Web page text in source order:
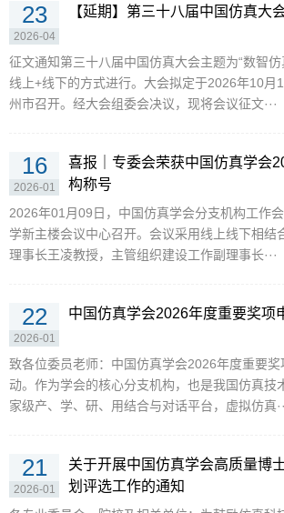
23
2026-04
【延期】第三十八届中国仿真大
征文通知第三十八届中国仿真大会主题为“数智仿
线上+线下的方式进行。大会拟定于2026年10月
州市召开。经大会组委会决议，现将会议征文···
16
2026-01
喜报｜专委会荣获中国仿真学会
构称号
2026年01月09日，中国仿真学会分支机构工作
学新主楼会议中心召开。会议采用线上线下相结
理事长王凌教授，主管组织建设工作副理事长···
22
2026-01
中国仿真学会2026年度重要奖项
致各位委员老师：中国仿真学会2026年度重要
动。作为学会的核心分支机构，也是我国仿真技
家级产、学、研、用结合与对话平台，虚拟仿真
21
2026-01
关于开展中国仿真学会高质量博
划评选工作的通知